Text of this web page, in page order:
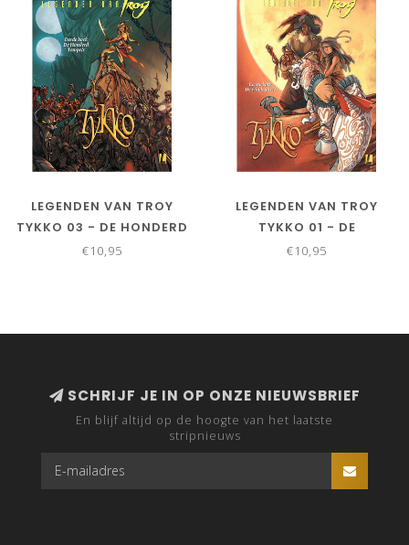
LEGENDEN VAN TROY
TYKKO 03 - DE HONDERD
TEMPELS
€10,95
LEGENDEN VAN TROY
TYKKO 01 - DE
WINDRUITERS
€10,95
SCHRIJF JE IN OP ONZE NIEUWSBRIEF
En blijf altijd op de hoogte van het laatste
stripnieuws